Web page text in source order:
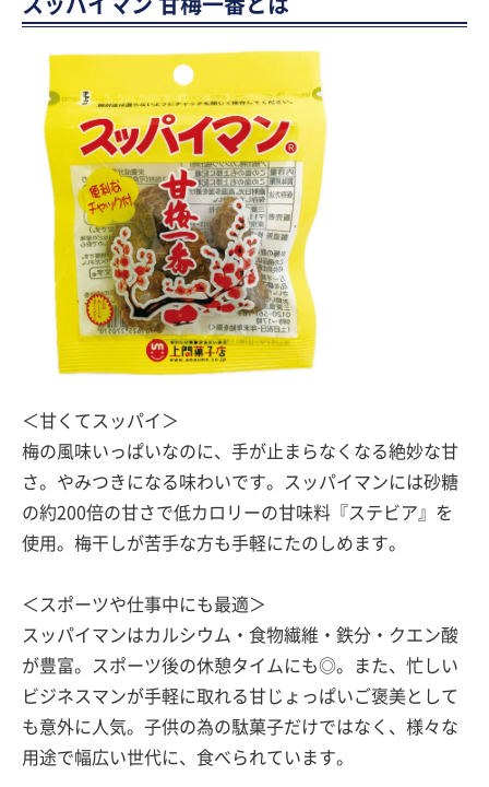
＜甘くてスッパイ＞
梅の風味いっぱいなのに、手が止まらなくなる絶妙な甘
さ。やみつきになる味わいです。スッパイマンには砂糖
の約200倍の甘さで低カロリーの甘味料『ステビア』を
使用。梅干しが苦手な方も手軽にたのしめます。
＜スポーツや仕事中にも最適＞
スッパイマンはカルシウム・食物繊維・鉄分・クエン酸
が豊富。スポーツ後の休憩タイムにも◎。また、忙しい
ビジネスマンが手軽に取れる甘じょっぱいご褒美として
も意外に人気。子供の為の駄菓子だけではなく、様々な
用途で幅広い世代に、食べられています。